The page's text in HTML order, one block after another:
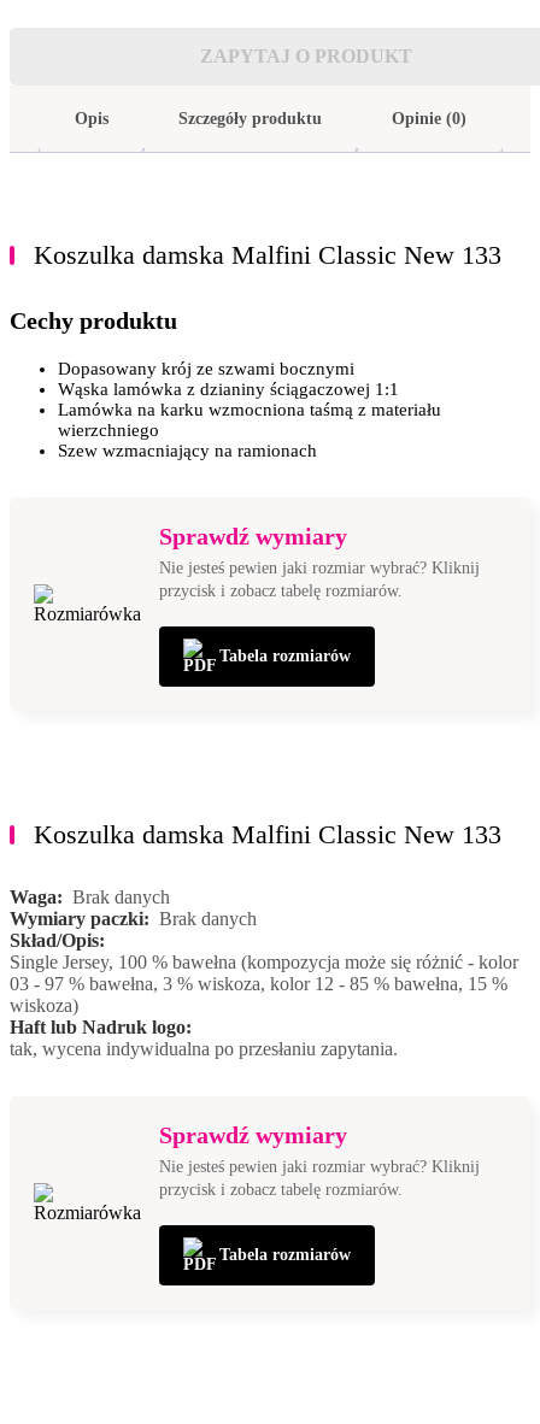
ZAPYTAJ O PRODUKT
Opis Szczegóły produktu Opinie (0)
Koszulka damska Malfini Classic New 133
Cechy produktu
dopasowany krój ze szwami bocznymi
wąska lamówka z dzianiny ściągaczowej 1:1
lamówka na karku wzmocniona taśmą z materiału
wierzchniego
szew wzmacniający na ramionach
Sprawdź wymiary
Nie jesteś pewien jaki rozmiar wybrać? Kliknij
przycisk i zobacz tabelę rozmiarów.
Tabela rozmiarów
Koszulka damska Malfini Classic New 133
Waga: Brak danych
Wymiary paczki: Brak danych
Skład/Opis:
Single Jersey, 100 % bawełna (kompozycja może się różnić - kolor
03 - 97 % bawełna, 3 % wiskoza, kolor 12 - 85 % bawełna, 15 %
wiskoza)
Haft lub Nadruk logo:
tak, wycena indywidualna po przesłaniu zapytania.
Sprawdź wymiary
Nie jesteś pewien jaki rozmiar wybrać? Kliknij
przycisk i zobacz tabelę rozmiarów.
Tabela rozmiarów